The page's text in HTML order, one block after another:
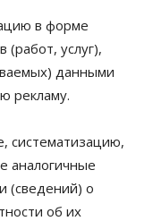
в форме
услуг),
данными
рекламу.
систематизацию,
аналогичные
(сведений) о
об их